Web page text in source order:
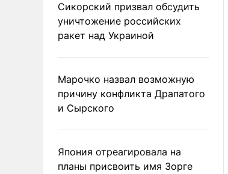
Сикорский призвал обсудить
уничтожение российских
ракет над Украиной
Марочко назвал возможную
причину конфликта Драпатого
и Сырского
Япония отреагировала на
планы присвоить имя Зорге